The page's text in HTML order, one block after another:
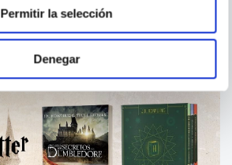
Permitir la selección
Denegar